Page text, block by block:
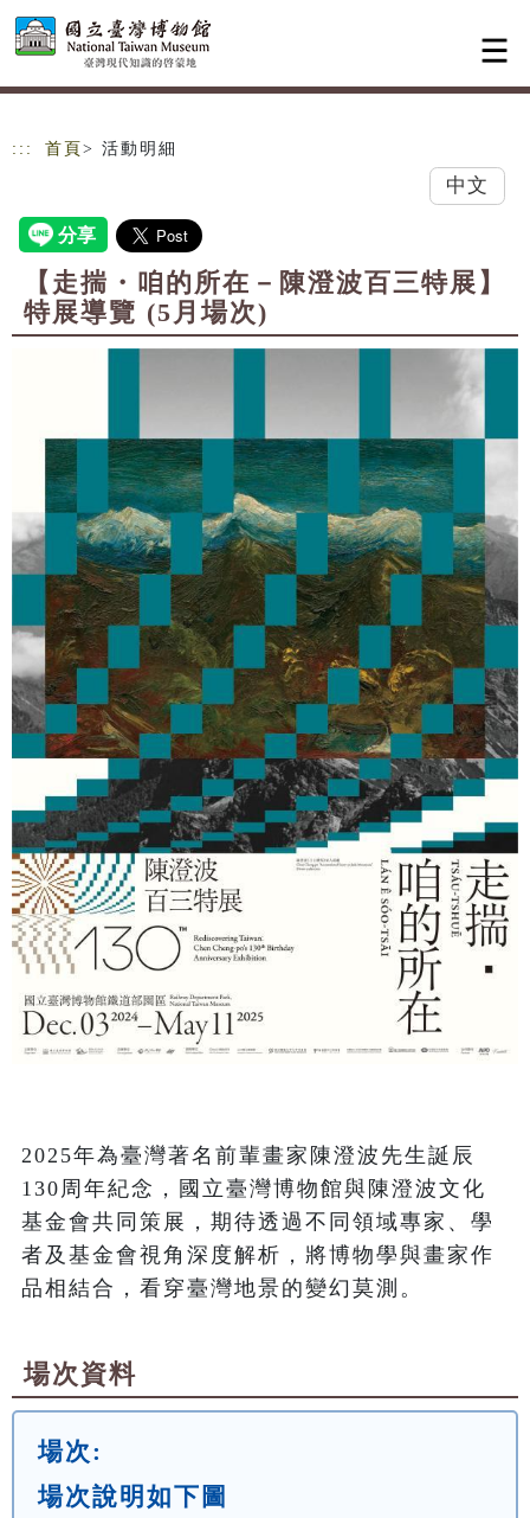
跳到主要內容
網站導覽
::: 首頁 > 活動明細
中文
【走揣・咱的所在－陳澄波百三特展】
特展導覽 (5月場次)
2025年為臺灣著名前輩畫家陳澄波先生誕辰
130周年紀念，國立臺灣博物館與陳澄波文化
基金會共同策展，期待透過不同領域專家、學
者及基金會視角深度解析，將博物學與畫家作
品相結合，看穿臺灣地景的變幻莫測。
場次資料
場次:
場次說明如下圖